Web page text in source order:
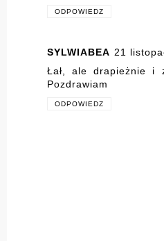
ODPOWIEDZ
SYLWIABEA 21
Łał, ale drapieżnie i
Pozdrawiam
ODPOWIEDZ